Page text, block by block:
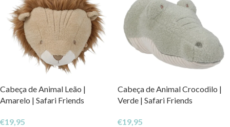
Cabeça de Animal Leão |
Amarelo | Safari Friends
€19,95
Cabeça de Animal Crocodilo |
Verde | Safari Friends
€19,95